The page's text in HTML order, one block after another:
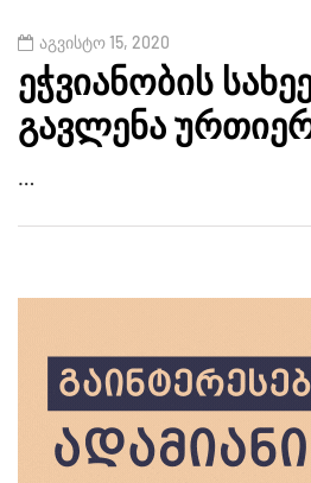
აგვისტო 15, 2020
ეჭვიანობის
გავლენა
…